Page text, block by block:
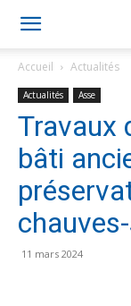
Accueil Actualités
Actualités Asse
Travaux
bâti
11 mars 2024